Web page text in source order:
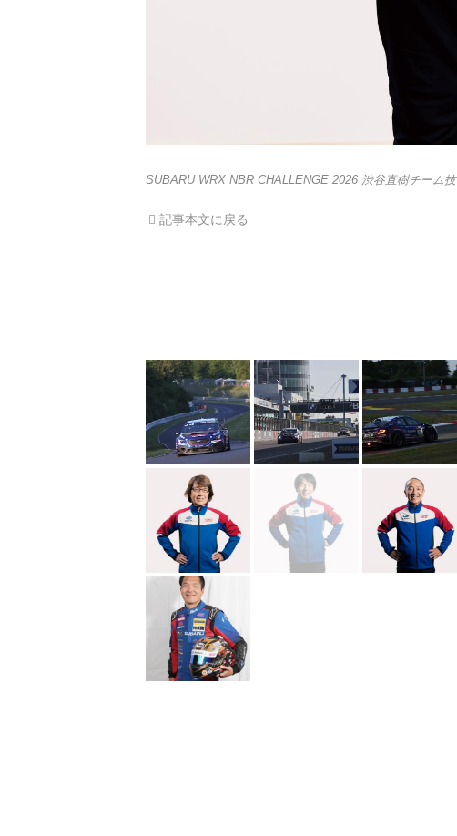
SUBARU WRX NBR CHALLENGE 2026 渋谷直樹チーム
記事本文に戻る